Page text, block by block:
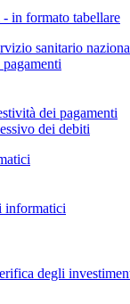
in formato tabellare
sanitario
dei pagamenti
dei debiti
informatici
degli